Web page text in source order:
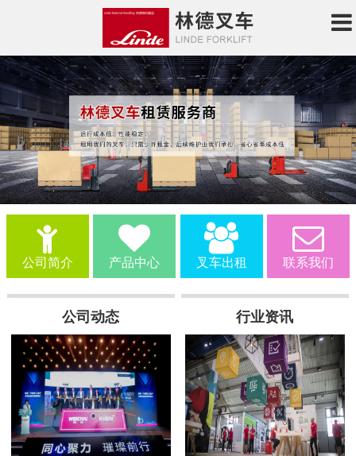
公司简介 产品中心 叉车出租 联系我们
公司动态 行业资讯